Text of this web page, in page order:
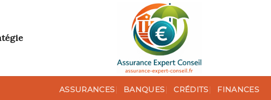
ASSURANCES BANQUES CRÉDITS FINANCES